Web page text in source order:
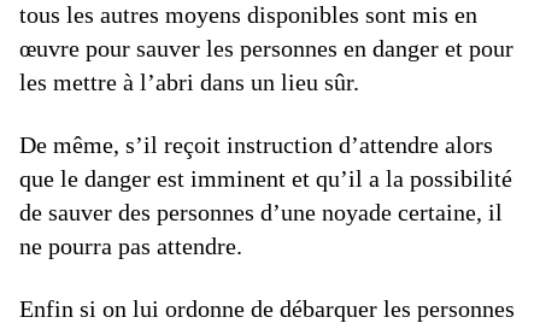
tous les autres moyens disponibles sont mis en
œuvre pour sauver les personnes en danger et pour
les mettre à l’abri dans un lieu sûr.
De même, s’il reçoit instruction d’attendre alors
que le danger est imminent et qu’il a la possibilité
de sauver des personnes d’une noyade certaine, il
ne pourra pas attendre.
Enfin si on lui ordonne de débarquer les personnes